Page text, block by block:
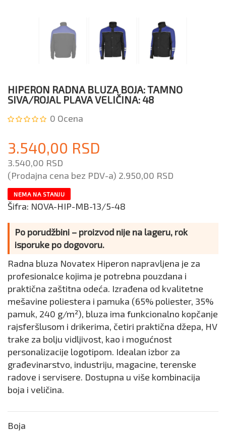
HIPERON RADNA BLUZA BOJA: TAMNO
SIVA/ROJAL PLAVA VELIČINA: 48
0 Ocena
3.540,00 RSD
3.540,00 RSD
(Prodajna cena bez PDV-a) 2.950,00 RSD
NEMA NA STANJU
Šifra: NOVA-HIP-MB-13/5-48
Po porudžbini – proizvod nije na lageru, rok
isporuke po dogovoru.
Radna bluza Novatex Hiperon napravljena je za
profesionalce kojima je potrebna pouzdana i
praktična zaštitna odeća. Izrađena od kvalitetne
mešavine poliestera i pamuka (65% poliester, 35%
pamuk, 240 g/m²), bluza ima funkcionalno kopčanje
rajsferšlusom i drikerima, četiri praktična džepa, HV
trake za bolju vidljivost, kao i mogućnost
personalizacije logotipom. Idealan izbor za
građevinarstvo, industriju, magacine, terenske
radove i servisere. Dostupna u više kombinacija
boja i veličina.
Boja